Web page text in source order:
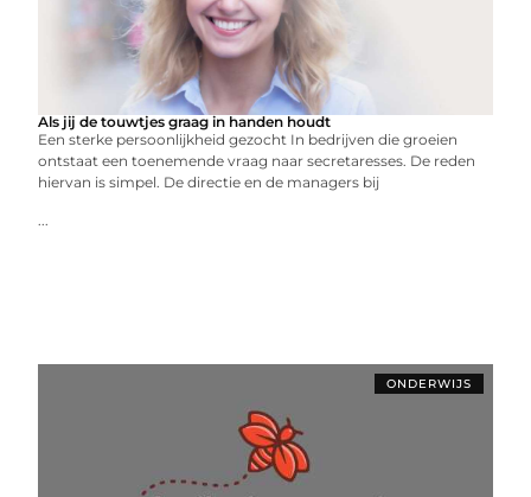
Als jij de touwtjes graag in handen houdt
Een sterke persoonlijkheid gezocht In bedrijven die groeien
ontstaat een toenemende vraag naar secretaresses. De reden
hiervan is simpel. De directie en de managers bij
...
ONDERWIJS